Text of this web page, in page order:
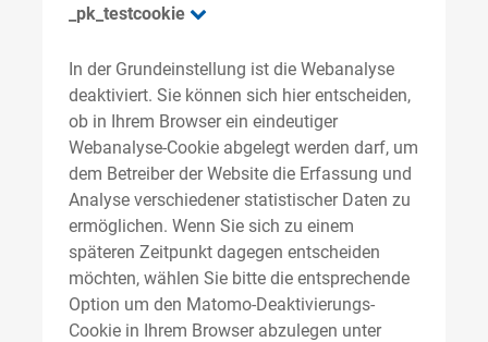
_pk_testcookie
In der Grundeinstellung ist die Webanalyse
deaktiviert. Sie können sich hier entscheiden,
ob in Ihrem Browser ein eindeutiger
Webanalyse-Cookie abgelegt werden darf, um
dem Betreiber der Website die Erfassung und
Analyse verschiedener statistischer Daten zu
ermöglichen. Wenn Sie sich zu einem
späteren Zeitpunkt dagegen entscheiden
möchten, wählen Sie bitte die entsprechende
Option um den Matomo-Deaktivierungs-
Cookie in Ihrem Browser abzulegen unter